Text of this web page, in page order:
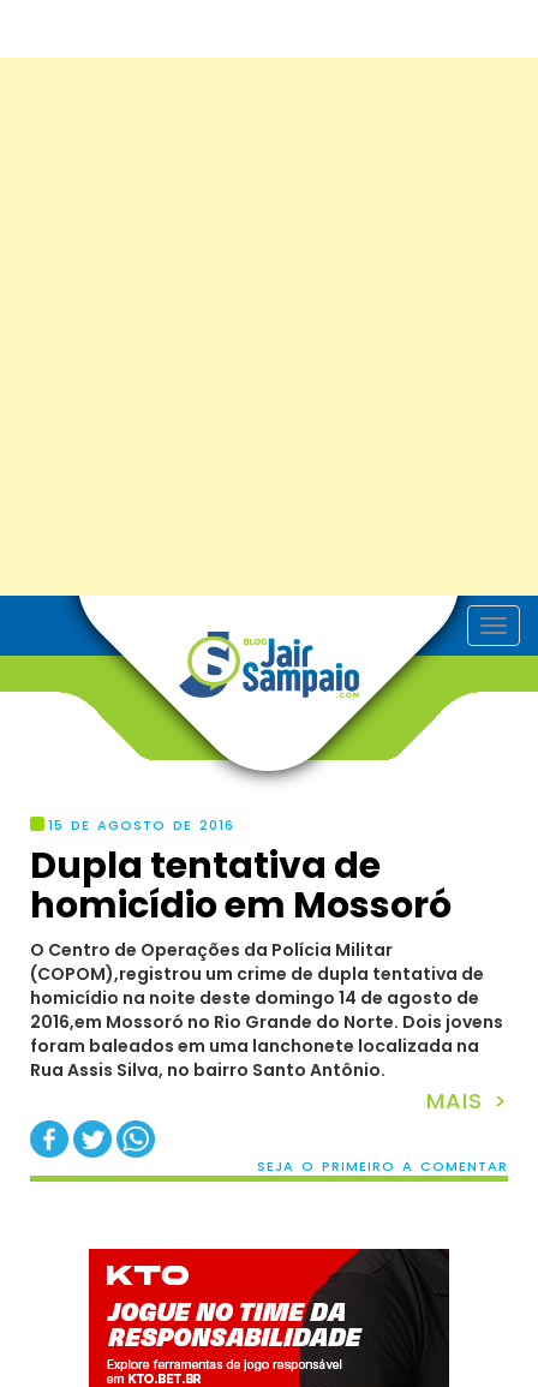
T
o
15 DE AGOSTO DE 2016
Dupla tentativa de
homicídio em Mossoró
O Centro de Operações da Polícia Militar
(COPOM),registrou um crime de dupla tentativa de
homicídio na noite deste domingo 14 de agosto de
2016,em Mossoró no Rio Grande do Norte. Dois jovens
foram baleados em uma lanchonete localizada na
Rua Assis Silva, no bairro Santo Antônio.
MAIS >
SEJA O PRIMEIRO A COMENTAR